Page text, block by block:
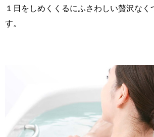
１日をしめくくるにふさわしい贅沢なく
す。